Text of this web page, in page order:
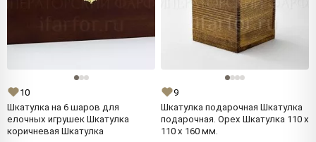
10
Шкатулка на 6 шаров для
елочных игрушек Шкатулка
коричневая Шкатулка
9
Шкатулка подарочная Шкатулка
подарочная. Орех Шкатулка 110 x
110 x 160 мм.